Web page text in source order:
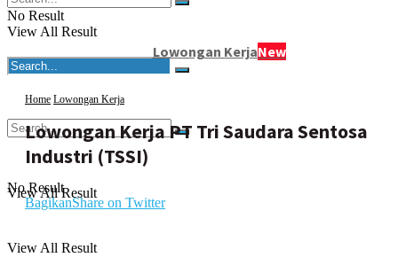
No Result
View All Result
Lowongan KerjaNew
No Result
View All Result
No Result
View All Result
Home Lowongan Kerja
Lowongan Kerja PT Tri Saudara Sentosa
Industri (TSSI)
BagikanShare on Twitter